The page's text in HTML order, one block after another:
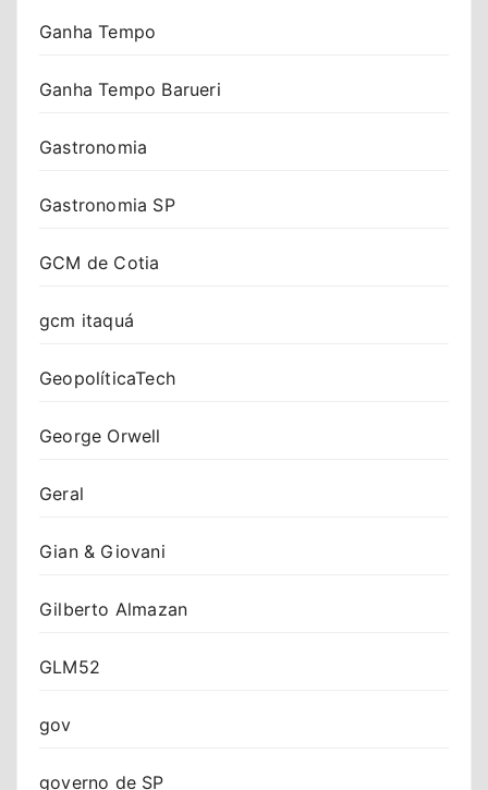
Ganha Tempo
Ganha Tempo Barueri
Gastronomia
Gastronomia SP
GCM de Cotia
gcm itaquá
GeopolíticaTech
George Orwell
Geral
Gian & Giovani
Gilberto Almazan
GLM52
gov
governo de SP